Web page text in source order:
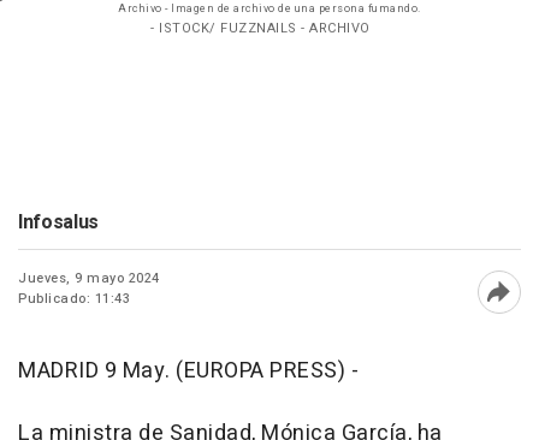
Archivo - Imagen de archivo de una persona fumando.
- ISTOCK/ FUZZNAILS - ARCHIVO
Infosalus
Jueves, 9 mayo 2024
Publicado: 11:43
MADRID 9 May. (EUROPA PRESS) -